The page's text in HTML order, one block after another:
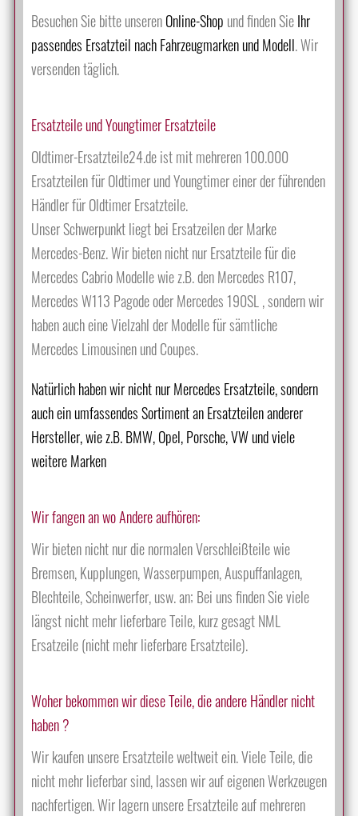
Besuchen Sie bitte unserenOnline-Shop und finden SieIhr
passendes Ersatzteil nach Fahrzeugmarken und Modell. Wir
versenden täglich.
Ersatzteile und Youngtimer Ersatzteile
Oldtimer-Ersatzteile24.de ist mit mehreren 100.000
Ersatzteilen für Oldtimer und Youngtimer einer der führenden
Händler für Oldtimer Ersatzteile.
Unser Schwerpunkt liegt bei Ersatzeilen der Marke
Mercedes-Benz. Wir bieten nicht nur Ersatzteile für die
Mercedes Cabrio Modelle wie z.B. den Mercedes R107,
Mercedes W113 Pagode oder Mercedes 190SL , sondern wir
haben auch eine Vielzahl der Modelle für sämtliche
Mercedes Limousinen und Coupes.
Natürlich haben wir nicht nur Mercedes Ersatzteile, sondern
auch ein umfassendes Sortiment an Ersatzteilen anderer
Hersteller, wie z.B. BMW, Opel, Porsche, VW und viele
weitere Marken
Wir fangen an wo Andere aufhören:
Wir bieten nicht nur die normalen Verschleißteile wie
Bremsen, Kupplungen, Wasserpumpen, Auspuffanlagen,
Blechteile, Scheinwerfer, usw. an; Bei uns finden Sie viele
längst nicht mehr lieferbare Teile, kurz gesagt NML
Ersatzeile (nicht mehr lieferbare Ersatzteile).
Woher bekommen wir diese Teile, die andere Händler nicht
haben ?
Wir kaufen unsere Ersatzteile weltweit ein. Viele Teile, die
nicht mehr lieferbar sind, lassen wir auf eigenen Werkzeugen
nachfertigen. Wir lagern unsere Ersatzteile auf mehreren